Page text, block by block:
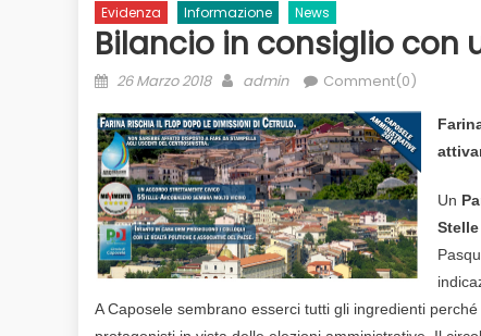
Evidenza Informazione News
Bilancio in consiglio con
Posted
26 Marzo 2018 Author
admin Comment(0)
Un
Stelle
A Caposele sembrano esserci tutti gli ingredienti